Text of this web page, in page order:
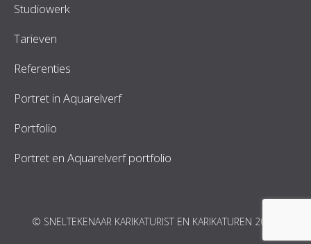
Studiowerk
Tarieven
Referenties
Portret in Aquarelverf
Portfolio
Portret en Aquarelverf portfolio
© SNELTEKENAAR KARIKATURIST EN KARIKATUREN 2026.